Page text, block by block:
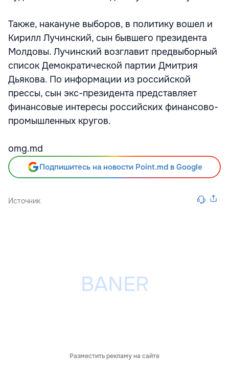
Также, накануне выборов, в политику вошел и
Кирилл Лучинский, сын бывшего президента
Молдовы. Лучинский возглавит предвыборный
список Демократической партии Дмитрия
Дьякова. По информации из российской
прессы, сын экс-президента представляет
финансовые интересы российских финансово-
промышленных кругов.
omg.md
Подпишитесь на новости Point.md в Google
Источник
Разместить рекламу на сайте